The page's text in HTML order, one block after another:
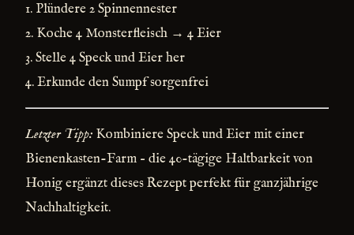
1. Plündere 2 Spinnennester
2. Koche 4 Monsterfleisch → 4 Eier
3. Stelle 4 Speck und Eier her
4. Erkunde den Sumpf sorgenfrei
Letzter Tipp: Kombiniere Speck und Eier mit einer
Bienenkasten-Farm – die 40-tägige Haltbarkeit von
Honig ergänzt dieses Rezept perfekt für ganzjährige
Nachhaltigkeit.